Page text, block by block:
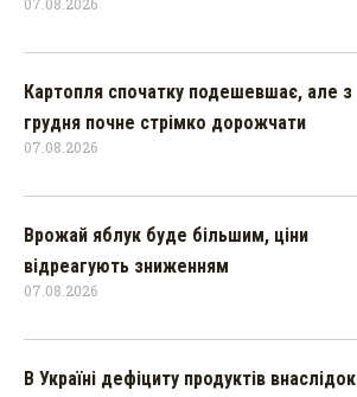
Картопля спочатку подешевшає, але з
грудня почне стрімко дорожчати
07.08.2026
Врожай яблук буде більшим, ціни
відреагують зниженням
07.08.2026
В Україні дефіциту продуктів внаслідок